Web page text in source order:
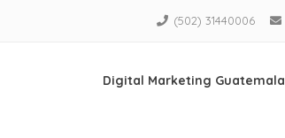
(502) 31440006
Digital Marketing Guatemala